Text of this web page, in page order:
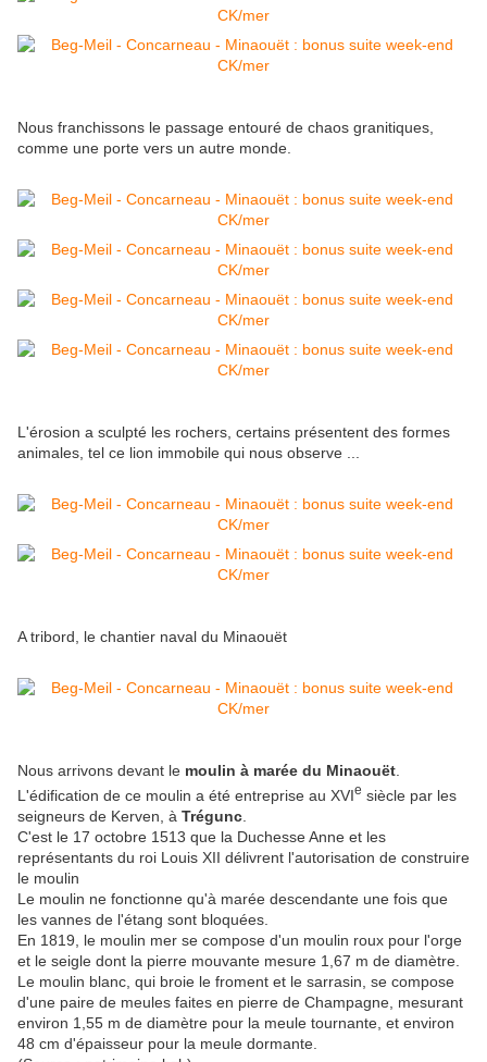
Nous franchissons le passage entouré de chaos granitiques,
comme une porte vers un autre monde.
L'érosion a sculpté les rochers, certains présentent des formes
animales, tel ce lion immobile qui nous observe ...
A tribord, le chantier naval du Minaouët
Nous arrivons devant le moulin à marée du Minaouët
L'édification de ce moulin a été entreprise au XVIe siècle par les
seigneurs de Kerven, à Trégunc
C'est le 17 octobre 1513 que la Duchesse Anne et les
représentants du roi Louis XII délivrent l'autorisation de construire
le moulin
Le moulin ne fonctionne qu'à marée descendante une fois que
les vannes de l'étang sont bloquées.
En 1819, le moulin mer se compose d'un moulin roux pour l'orge
et le seigle dont la pierre mouvante mesure 1,67 m de diamètre.
Le moulin blanc, qui broie le froment et le sarrasin, se compose
d'une paire de meules faites en pierre de Champagne, mesurant
environ 1,55 m de diamètre pour la meule tournante, et environ
48 cm d'épaisseur pour la meule dormante.